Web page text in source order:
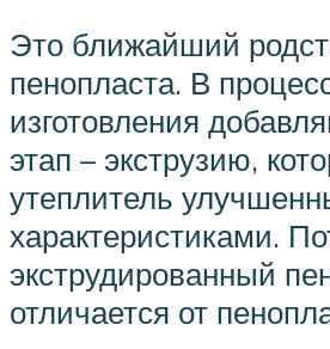
Это ближайший
пенопласта. В
изготовления
этап – экструзию,
утеплитель
характеристиками.
экструдированный
отличается от